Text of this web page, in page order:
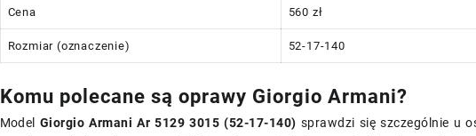
Cena 560 zł
Rozmiar (oznaczenie) 52-17-140
Komu polecane są oprawy Giorgio Armani?
Model Giorgio Armani Ar 5129 3015 (52-17-140) sprawdzi się szczególnie u